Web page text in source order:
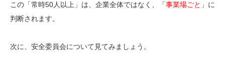
この「常時50人以上」は、企業全体ではなく、「事業場ごと 」に
判断されます。
次に、安全委員会について見てみましょう。